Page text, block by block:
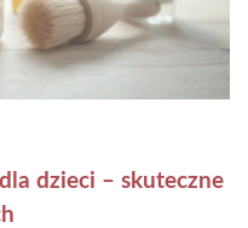
dzieci – skuteczne